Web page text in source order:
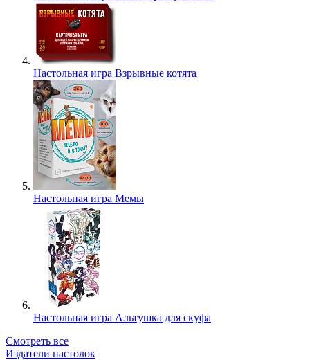
Настольная игра Взрывные котята
Настольная игра Мемы
Настольная игра Альтушка для скуфа
Смотреть все
Издатели настолок